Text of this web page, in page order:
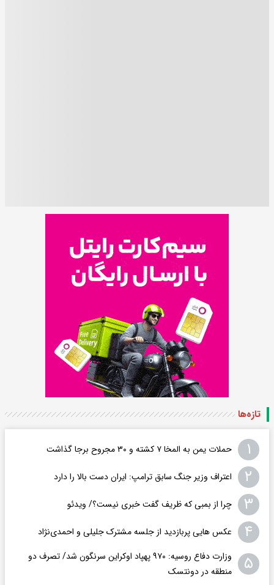
تازه‌ها
۱ حملات یمن به المخا ۷ کشته و ۳۰ مجروح برجا گذاشت
۲ اعتراف وزیر جنگ سابق ترامپ: ایران دست بالا را دارد
۳ چرا از بمبی که ظریف گفت خبری نیست؟/ ویدئو
۴ عکس هایی پربازدید از جلسه مشترک جلیلی و احمدی‌نژاد
۵
وزارت دفاع روسیه: ۹۷۰ پهپاد اوکراین سرنگون شد/ تصرف دو
منطقه در دونتسک